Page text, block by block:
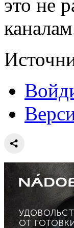
это не